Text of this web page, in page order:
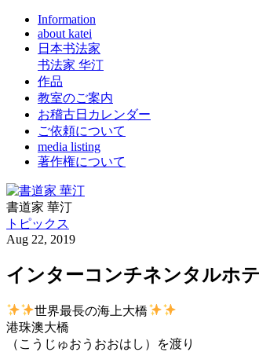
Information
about katei
日本书法家
书法家 华汀
作品
教室のご案内
お稽古日カレンダー
ご依頼について
media listing
著作権について
書道家 華汀
トピックス
Aug 22, 2019
インターコンチネンタルホ
世界最長の海上大橋
港珠澳大橋
（こうじゅおうおおはし）を渡り